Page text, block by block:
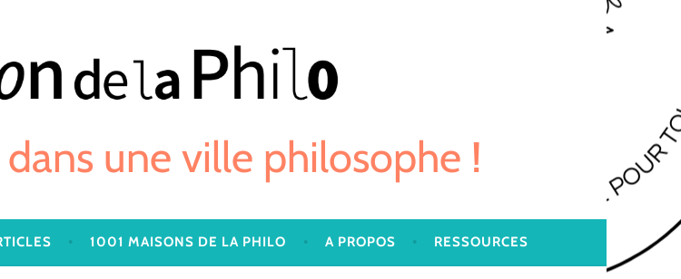
une ville philosophe !
1001 MAISONS DE LA PHILO A PROPOS RESSOURCES